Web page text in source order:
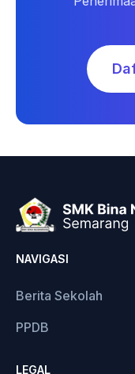
NAVIGASI
Berita Sekolah
PPDB
LEGAL